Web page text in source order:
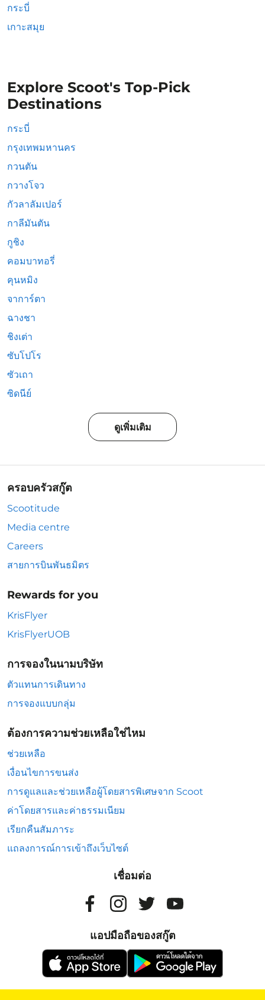
กระบี่
เกาะสมุย
Explore Scoot's Top-Pick
Destinations
กระบี่
กรุงเทพมหานคร
กวนตัน
กวางโจว
กัวลาลัมเปอร์
กาลีมันตัน
กูชิง
คอมบาทอรี่
คุนหมิง
จาการ์ตา
ฉางชา
ชิงเต่า
ซับโปโร
ซัวเถา
ซิดนีย์
ดูเพิ่มเติม
ครอบครัวสกู๊ต
Scootitude
Media centre
Careers
สายการบินพันธมิตร
Rewards for you
KrisFlyer
KrisFlyerUOB
การจองในนามบริษัท
ตัวแทนการเดินทาง
การจองแบบกลุ่ม
ต้องการความช่วยเหลือใช่ไหม
ช่วยเหลือ
เงื่อนไขการขนส่ง
การดูแลและช่วยเหลือผู้โดยสารพิเศษจาก Scoot
ค่าโดยสารและค่าธรรมเนียม
เรียกคืนสัมภาระ
แถลงการณ์การเข้าถึงเว็บไซต์
เชื่อมต่อ
แอปมือถือของสกู๊ต